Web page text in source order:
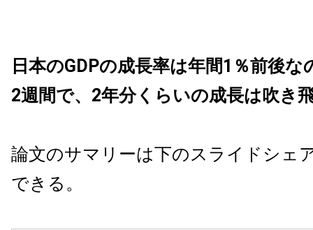
日本のGDPの成長率は年間1％前後
2週間で、2年分くらいの成長は吹き
論文のサマリーは下のスライドシェ
できる。